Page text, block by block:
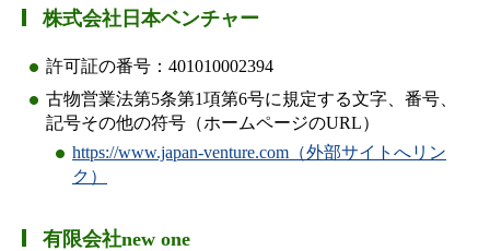
株式会社日本ベンチャー
許可証の番号：401010002394
古物営業法第5条第1項第6号に規定する文字、番号、
記号その他の符号（ホームページのURL）
https://www.japan-venture.com（外部サイトへリン
ク）
有限会社new one